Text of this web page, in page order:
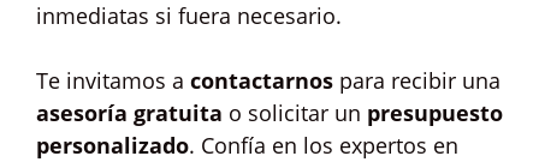
inmediatas si fuera necesario.
Te invitamos a contactarnos para recibir una
asesoría gratuita o solicitar un presupuesto
personalizado. Confía en los expertos en